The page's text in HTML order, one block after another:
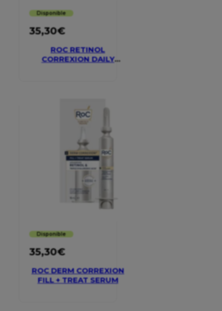
Disponible
35,30€
ROC RETINOL
CORREXION DAILY
Disponible
35,30€
ROC DERM CORREXION
FILL + TREAT SERUM